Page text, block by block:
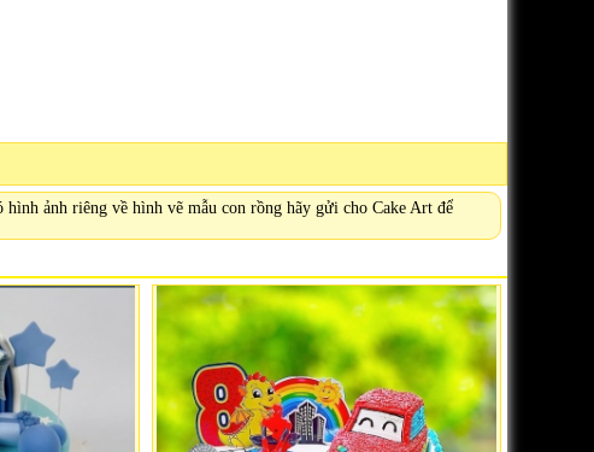
ảnh riêng về hình vẽ mẫu con rồng hãy gửi cho Cake Art để